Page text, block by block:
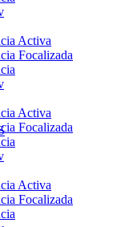
Activa
Focalizada
Activa
Focalizada
Activa
Focalizada